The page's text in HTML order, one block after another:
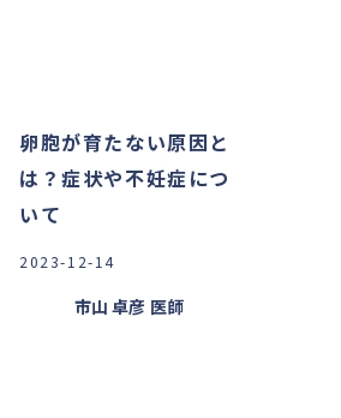
卵胞が育たない原因と
は？症状や不妊症につ
いて
2023-12-14
市山 卓彦 医師